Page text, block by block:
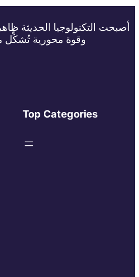
أصبحت التكنولوجيا الحديثة
وقوة محورية تُشكِّل
Top Categories